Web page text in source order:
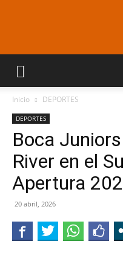
Inicio DEPORTES
DEPORTES
Boca
River en el
Apertura
20 abril, 2026